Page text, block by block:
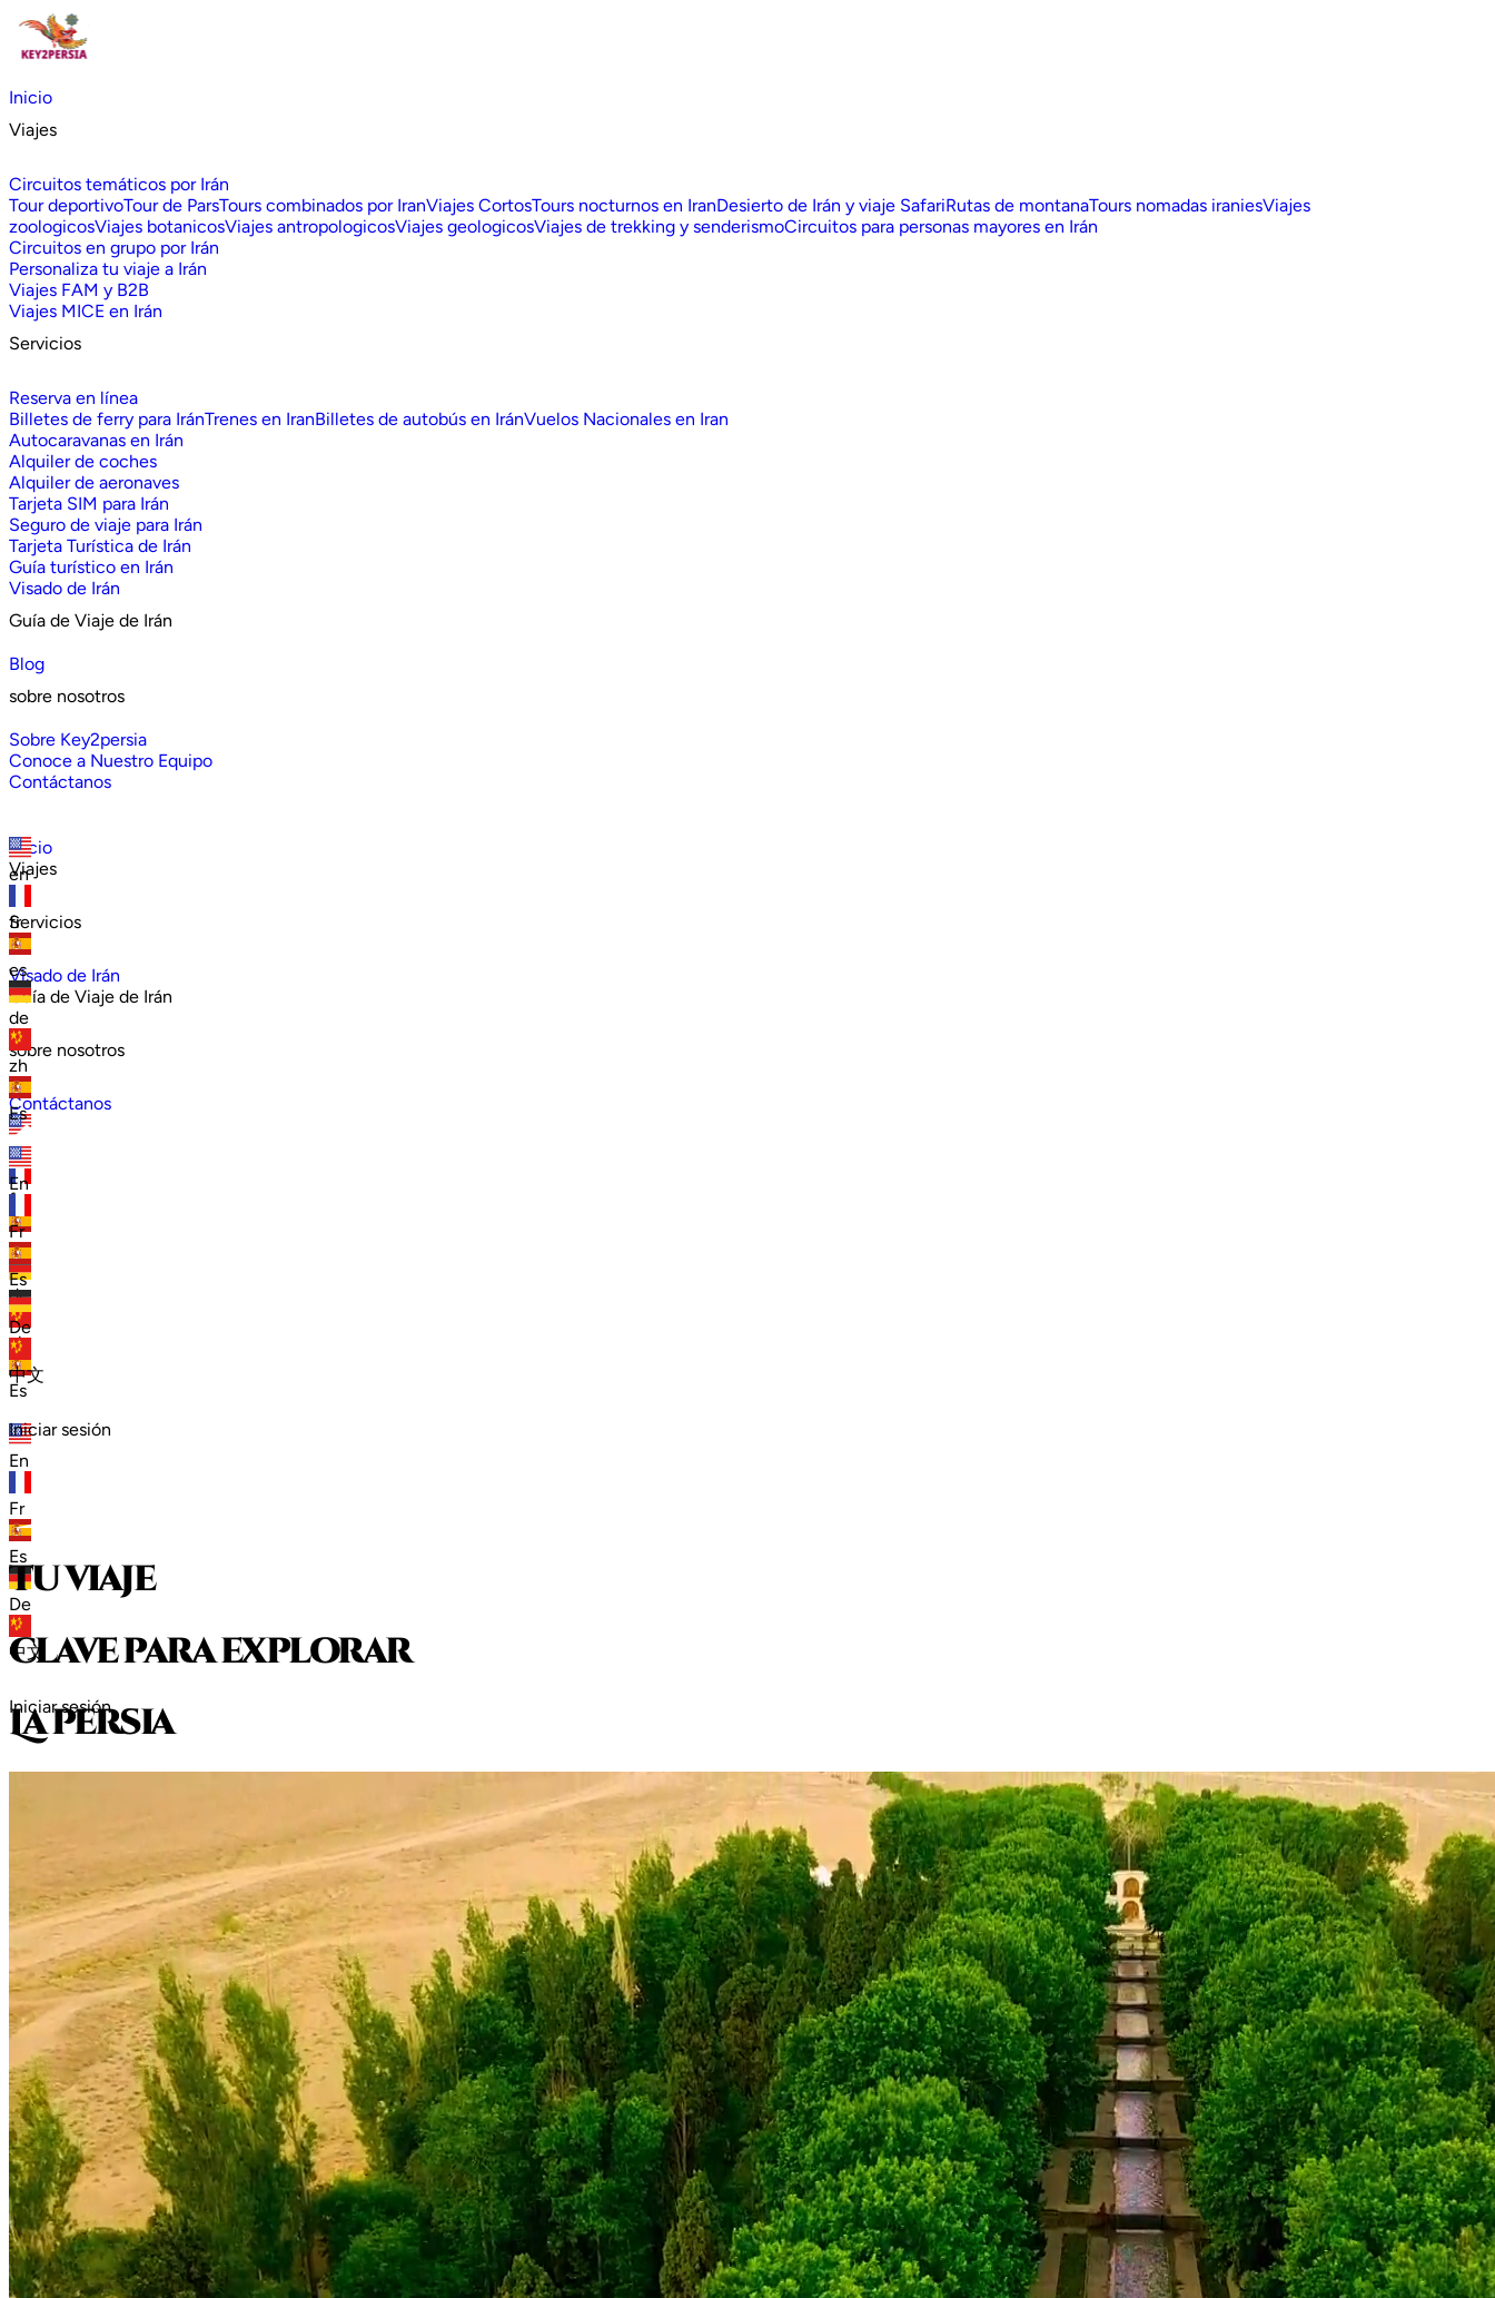
Inicio
Viajes
Circuitos temáticos por Irán
Tour deportivoTour de ParsTours combinados por IranViajes CortosTours nocturnos en IranDesierto de Irán y viaje SafariRutas de montanaTours nomadas iraniesViajes
zoologicosViajes botanicosViajes antropologicosViajes geologicosViajes de trekking y senderismoCircuitos para personas mayores en Irán
Circuitos en grupo por Irán
Personaliza tu viaje a Irán
Viajes FAM y B2B
Viajes MICE en Irán
Servicios
Reserva en línea
Billetes de ferry para IránTrenes en IranBilletes de autobús en IránVuelos Nacionales en Iran
Autocaravanas en Irán
Alquiler de coches
Alquiler de aeronaves
Tarjeta SIM para Irán
Seguro de viaje para Irán
Tarjeta Turística de Irán
Guía turístico en Irán
Visado de Irán
Guía de Viaje de Irán
Blog
sobre nosotros
Sobre Key2persia
Conoce a Nuestro Equipo
Contáctanos
Inicio
Viajes
Servicios
Visado de Irán
Guía de Viaje de Irán
sobre nosotros
Contáctanos
en
fr
es
de
zh
Es
En
Fr
Es
De
中文
Iniciar sesión
en
fr
es
de
zh
Es
En
Fr
Es
De
中文
Iniciar sesión
tu viaje
clave para explorar
Lapersia